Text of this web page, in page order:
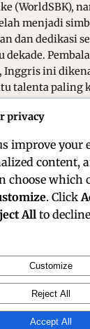
(WorldSBK),
menjadi
dan dedikasi
dekade.
Inggris ini
talenta paling
dalam
privacy
improve your
content,
choose which
. Click
All to
Customize
Reject All
Accept All